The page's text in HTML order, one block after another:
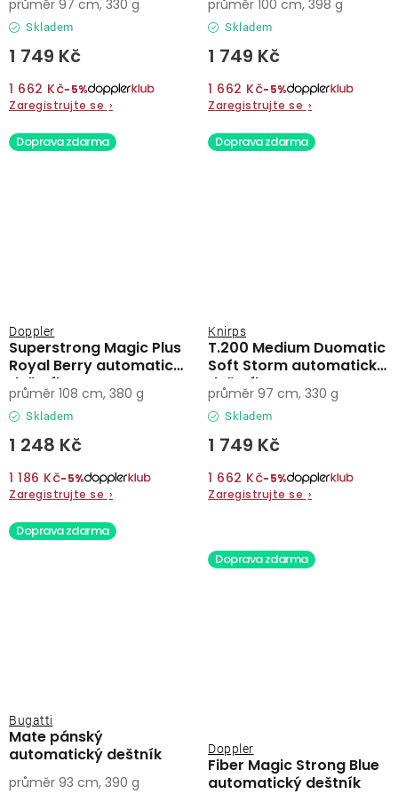
Skladem
1 749 Kč
1 662 Kč−5%
Zaregistrujte se ›
průměr 97 cm, 330 g
Skladem
1 749 Kč
1 662 Kč−5%
Zaregistrujte se ›
průměr 100 cm, 398 g
Doprava zdarma
Superstrong Magic Plus
Royal Berry automatický
deštník
Doppler
Skladem
1 248 Kč
1 186 Kč−5%
Zaregistrujte se ›
průměr 108 cm, 380 g
Doprava zdarma
T.200 Medium Duomatic
Soft Storm automatický
deštník
Knirps
Skladem
1 749 Kč
1 662 Kč−5%
Zaregistrujte se ›
průměr 97 cm, 330 g
Doprava zdarma
Mate pánský
automatický deštník
Bugatti
průměr 93 cm, 390 g
Doprava zdarma
Fiber Magic Strong Blue
automatický deštník
Doppler